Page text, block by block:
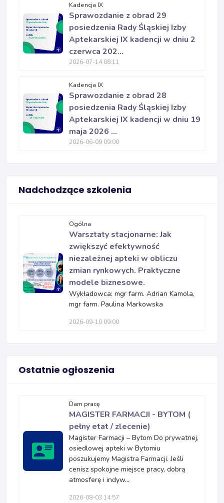
Kadencja IX
Sprawozdanie z obrad 29
posiedzenia Rady Śląskiej Izby
Aptekarskiej IX kadencji w dniu 2
czerwca 202...
2026-07-14 08:11
Kadencja IX
Sprawozdanie z obrad 28
posiedzenia Rady Śląskiej Izby
Aptekarskiej IX kadencji w dniu 19
maja 2026 ...
2026-06-09 09:00
Nadchodzące szkolenia
Ogólna
Warsztaty stacjonarne: Jak
zwiększyć efektywność
niezależnej apteki w obliczu
zmian rynkowych. Praktyczne
modele biznesowe.
Wykładowca: mgr farm. Adrian Kamola,
mgr farm. Paulina Markowska
2026-09-10 09:00
Ostatnie ogłoszenia
Dam pracę
MAGISTER FARMACJI - BYTOM (
pełny etat / zlecenie)
Magister Farmacji – Bytom Do prywatnej,
osiedlowej apteki w Bytomiu
poszukujemy Magistra Farmacji. Jeśli
cenisz spokojne miejsce pracy, dobrą
atmosferę i indyw...
2026-08-03 14:57